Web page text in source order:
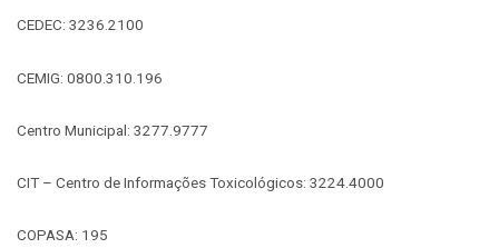
CEDEC: 3236.2100
CEMIG: 0800.310.196
Centro Municipal: 3277.9777
CIT – Centro de Informações Toxicológicos: 3224.4000
COPASA: 195